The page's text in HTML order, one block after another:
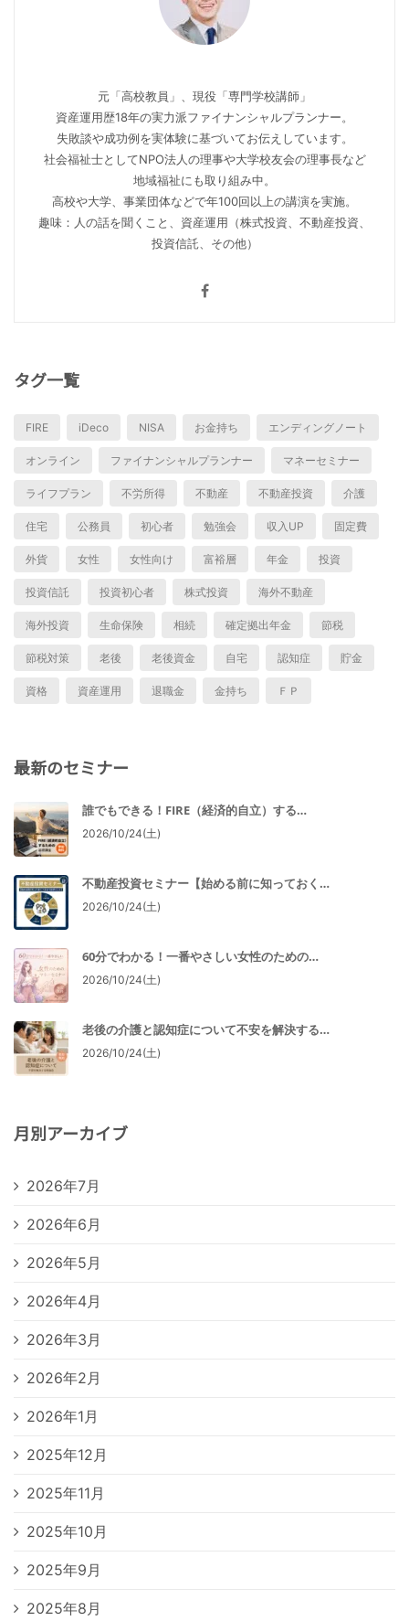
元「高校教員」、現役「専門学校講師」
資産運用歴18年の実力派ファイナンシャルプランナー。
失敗談や成功例を実体験に基づいてお伝えしています。
社会福祉士としてNPO法人の理事や大学校友会の理事長など
地域福祉にも取り組み中。
高校や大学、事業団体などで年100回以上の講演を実施。
趣味：人の話を聞くこと、資産運用（株式投資、不動産投資、
投資信託、その他）
タグ一覧
FIRE iDeco NISA お金持ち エンディングノート
オンライン ファイナンシャルプランナー マネーセミナー
ライフプラン 不労所得 不動産 不動産投資 介護
住宅 公務員 初心者 勉強会 収入UP 固定費
外貨 女性 女性向け 富裕層 年金 投資
投資信託 投資初心者 株式投資 海外不動産
海外投資 生命保険 相続 確定拠出年金 節税
節税対策 老後 老後資金 自宅 認知症 貯金
資格 資産運用 退職金 金持ち ＦＰ
最新のセミナー
誰でもできる！FIRE（経済的自立）する…
2026/10/24(土)
不動産投資セミナー【始める前に知っておく…
2026/10/24(土)
60分でわかる！一番やさしい女性のための…
2026/10/24(土)
老後の介護と認知症について不安を解決する…
2026/10/24(土)
月別アーカイブ
2026年7月
2026年6月
2026年5月
2026年4月
2026年3月
2026年2月
2026年1月
2025年12月
2025年11月
2025年10月
2025年9月
2025年8月